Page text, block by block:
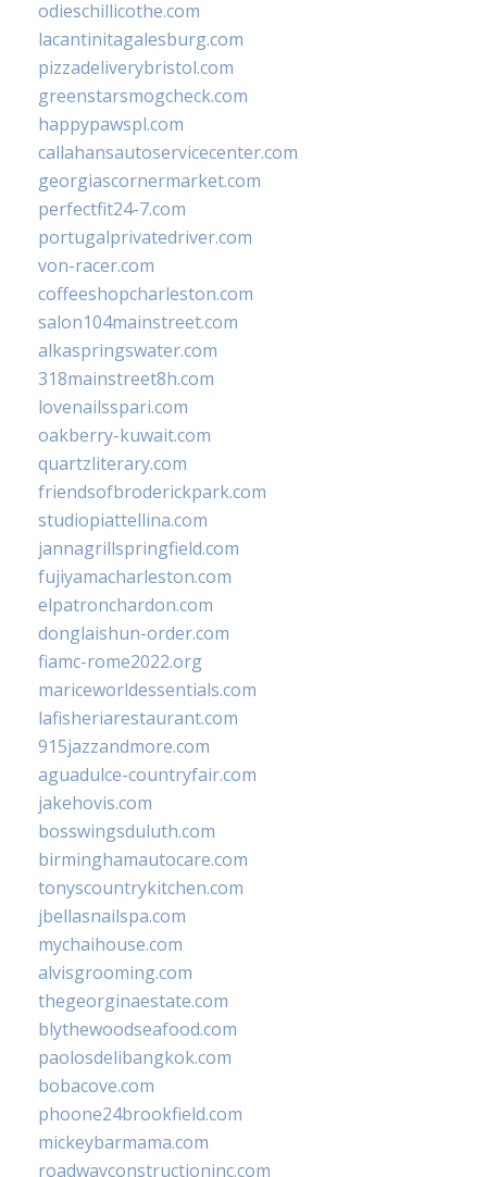
odieschillicothe.com
lacantinitagalesburg.com
pizzadeliverybristol.com
greenstarsmogcheck.com
happypawspl.com
callahansautoservicecenter.com
georgiascornermarket.com
perfectfit24-7.com
portugalprivatedriver.com
von-racer.com
coffeeshopcharleston.com
salon104mainstreet.com
alkaspringswater.com
318mainstreet8h.com
lovenailsspari.com
oakberry-kuwait.com
quartzliterary.com
friendsofbroderickpark.com
studiopiattellina.com
jannagrillspringfield.com
fujiyamacharleston.com
elpatronchardon.com
donglaishun-order.com
fiamc-rome2022.org
mariceworldessentials.com
lafisheriarestaurant.com
915jazzandmore.com
aguadulce-countryfair.com
jakehovis.com
bosswingsduluth.com
birminghamautocare.com
tonyscountrykitchen.com
jbellasnailspa.com
mychaihouse.com
alvisgrooming.com
thegeorginaestate.com
blythewoodseafood.com
paolosdelibangkok.com
bobacove.com
phoone24brookfield.com
mickeybarmama.com
roadwayconstructioninc.com